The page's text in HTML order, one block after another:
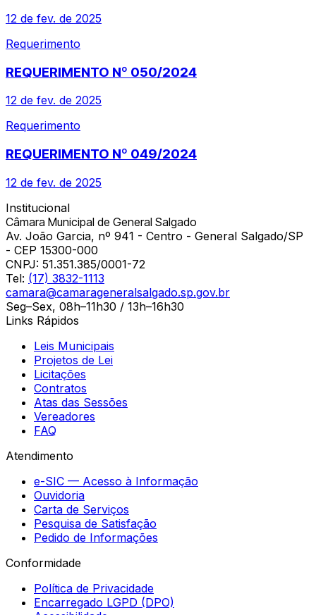
12 de fev. de 2025
Requerimento
REQUERIMENTO Nº 050/2024
12 de fev. de 2025
Requerimento
REQUERIMENTO Nº 049/2024
12 de fev. de 2025
Institucional
Câmara Municipal de General Salgado
Av. João Garcia, nº 941 - Centro - General Salgado/SP
- CEP 15300-000
CNPJ: 51.351.385/0001-72
Tel: (17) 3832-1113
camara@camarageneralsalgado.sp.gov.br
Seg–Sex, 08h–11h30 / 13h–16h30
Links Rápidos
Leis Municipais
Projetos de Lei
Licitações
Contratos
Atas das Sessões
Vereadores
FAQ
Atendimento
e-SIC — Acesso à Informação
Ouvidoria
Carta de Serviços
Pesquisa de Satisfação
Pedido de Informações
Conformidade
Política de Privacidade
Encarregado LGPD (DPO)